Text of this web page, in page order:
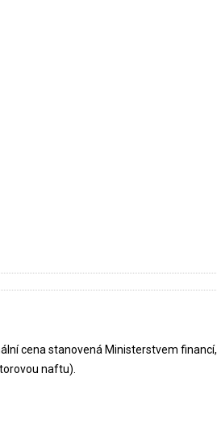
cena stanovená Ministerstvem financí,
naftu).